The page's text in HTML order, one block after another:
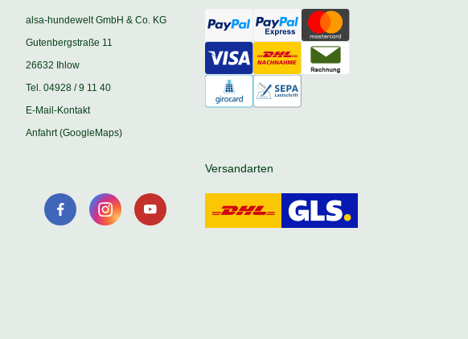
alsa-hundewelt GmbH & Co. KG
Gutenbergstraße 11
26632 Ihlow
Tel. 04928 / 9 11 40
E-Mail-Kontakt
Anfahrt (GoogleMaps)
Versandarten